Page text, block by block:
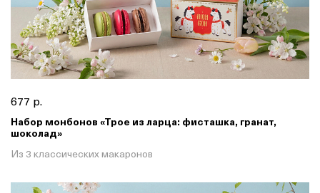
677 р.
Набор монбонов «Трое из ларца: фисташка, гранат,
шоколад»
Из 3 классических макаронов